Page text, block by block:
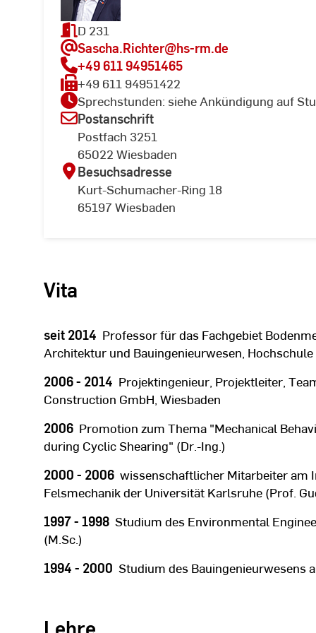
D 231
Sascha.Richter@hs-rm.de
+49 611 94951465
+49 611 94951422
Sprechstunden: siehe Ankündigung auf
Postanschrift
Postfach 3251
65022 Wiesbaden
Besuchsadresse
Kurt-Schumacher-Ring 18
65197 Wiesbaden
Vita
seit 2014 Professor für das Fachgebiet
Architektur und Bauingenieurwesen, Hochschule
2006 - 2014 Projektingenieur, Projektleiter,
Construction GmbH, Wiesbaden
2006 Promotion zum Thema "Mechanical
during Cyclic Shearing" (Dr.-Ing.)
2000 - 2006 wissenschaftlicher Mitarbeiter am
Felsmechanik der Universität Karlsruhe (Prof.
1997 - 1998 Studium des Environmental
(M.Sc.)
1994 - 2000 Studium des Bauingenieurwesens